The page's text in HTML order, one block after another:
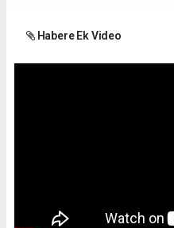
Habere Ek Video